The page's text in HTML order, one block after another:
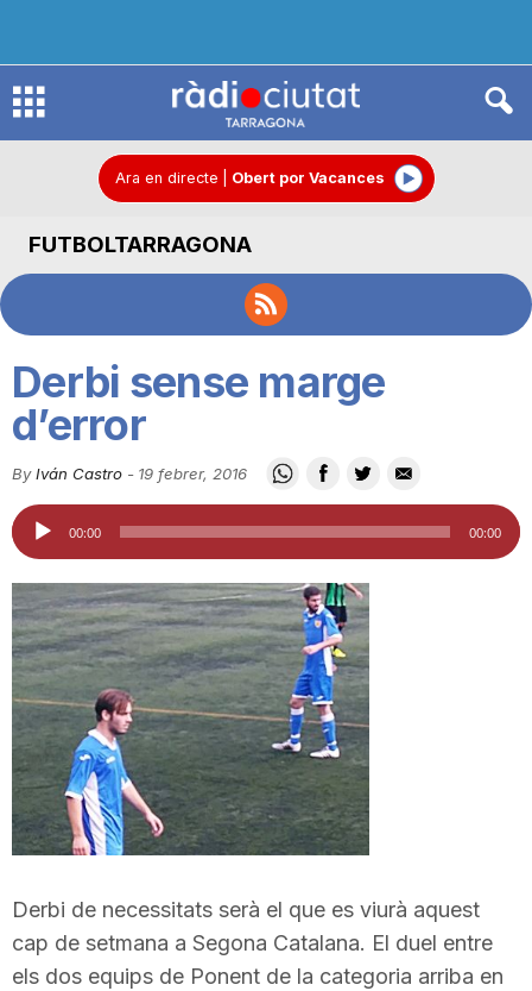
R
d
o
C
i
u
t
a
d
Ara en directe Obert por Vacances
FUTBOLTARRAGONA
Derbi sense marge
d’error
By Iván Castro - 19 febrer, 2016
Reproductor
d'àudio
00:00 00:00
Derbi de necessitats serà el que es viurà aquest
cap de setmana a Segona Catalana. El duel entre
els dos equips de Ponent de la categoria arriba en